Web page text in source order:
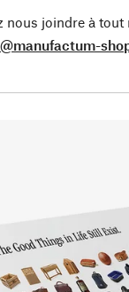
nous joindre à tout